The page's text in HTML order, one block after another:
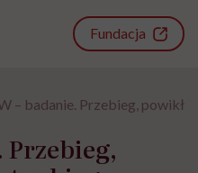
Fundacja
– badanie. Przebieg,
Przebieg,